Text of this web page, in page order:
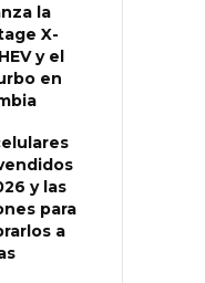
la
X-
y el
en
y las
para
a